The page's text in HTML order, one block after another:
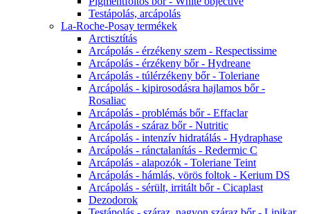
Testápolás, arcápolás
La-Roche-Posay termékek
Arctisztítás
Arcápolás - érzékeny szem - Respectissime
Arcápolás - érzékeny bőr - Hydreane
Arcápolás - túlérzékeny bőr - Toleriane
Arcápolás - kipirosodásra hajlamos bőr -
Rosaliac
Arcápolás - problémás bőr - Effaclar
Arcápolás - száraz bőr - Nutritic
Arcápolás - intenzív hidratálás - Hydraphase
Arcápolás - ránctalanítás - Redermic C
Arcápolás - alapozók - Toleriane Teint
Arcápolás - hámlás, vörös foltok - Kerium DS
Arcápolás - sérült, irritált bőr - Cicaplast
Dezodorok